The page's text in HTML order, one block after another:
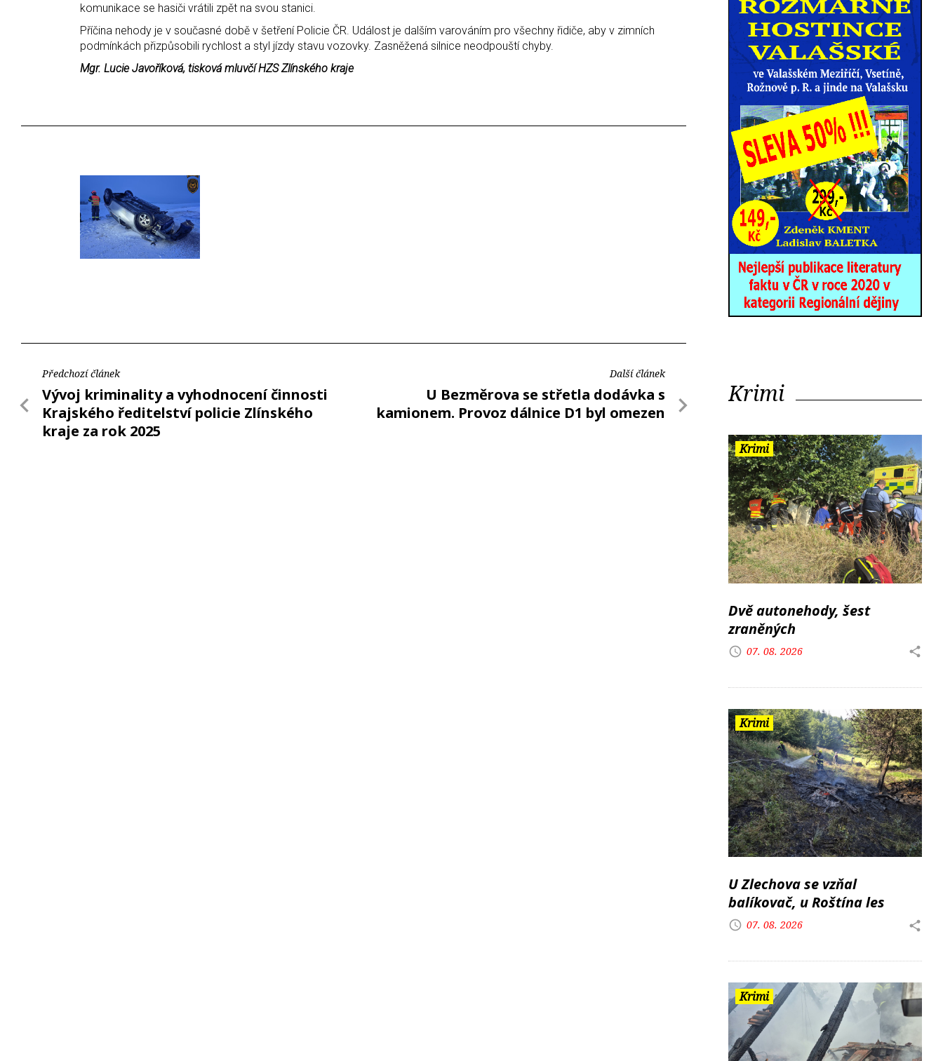
komunikace se hasiči vrátili zpět na svou stanici.
Příčina nehody je v současné době v šetření Policie ČR. Událost je dalším varováním pro všechny řidiče, aby v zimních
podmínkách přizpůsobili rychlost a styl jízdy stavu vozovky. Zasněžená silnice neodpouští chyby.
Mgr. Lucie Javoříková, tisková mluvčí HZS Zlínského kraje
Předchozí článek
Vývoj kriminality a vyhodnocení činnosti
Krajského ředitelství policie Zlínského
kraje za rok 2025
Další článek
U Bezměrova se střetla dodávka s
kamionem. Provoz dálnice D1 byl omezen
Krimi
Krimi
Dvě autonehody, šest
zraněných
07. 08. 2026
Krimi
U Zlechova se vzňal
balíkovač, u Roštína les
07. 08. 2026
Krimi